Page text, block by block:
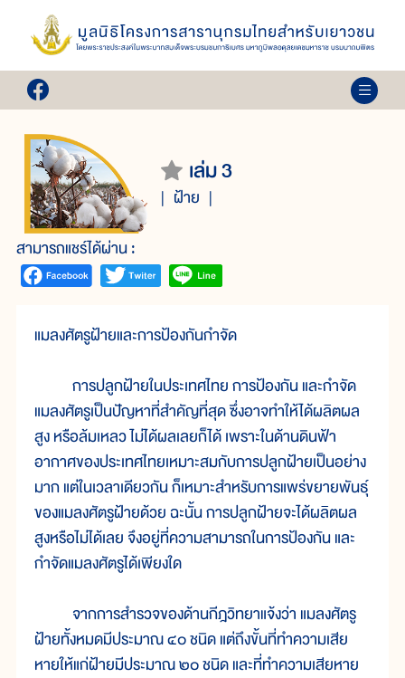
เล่ม 3
ฝ้าย
สามารถแชร์ได้ผ่าน :
แมลงศัตรูฝ้ายและการป้องกันกำจัด
การปลูกฝ้ายในประเทศไทย การป้องกัน และกำจัด
แมลงศัตรูเป็นปัญหาที่สำคัญที่สุด ซึ่งอาจทำให้ได้ผลิตผล
สูง หรือล้มเหลว ไม่ได้ผลเลยก็ได้ เพราะในด้านดินฟ้า
อากาศของประเทศไทยเหมาะสมกับการปลูกฝ้ายเป็นอย่าง
มาก แต่ในเวลาเดียวกัน ก็เหมาะสำหรับการแพร่ขยายพันธุ์
ของแมลงศัตรูฝ้ายด้วย ฉะนั้น การปลูกฝ้ายจะได้ผลิตผล
สูงหรือไม่ได้เลย จึงอยู่ที่ความสามารถในการป้องกัน และ
กำจัดแมลงศัตรูได้เพียงใด
จากการสำรวจของด้านกีฎวิทยาแจ้งว่า แมลงศัตรู
ฝ้ายทั้งหมดมีประมาณ ๔๐ ชนิด แต่ถึงขั้นที่ทำความเสีย
หายให้แก่ฝ้ายมีประมาณ ๒๐ ชนิด และที่ทำความเสียหาย